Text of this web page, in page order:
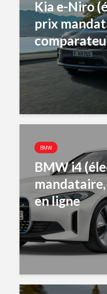
Kia e-Niro
prix
BMW
BMW i4
en ligne